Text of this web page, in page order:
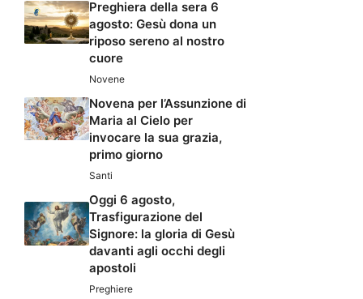
Preghiera della sera 6
agosto: Gesù dona un
riposo sereno al nostro
cuore
Novene
Novena per l’Assunzione di
Maria al Cielo per
invocare la sua grazia,
primo giorno
Santi
Oggi 6 agosto,
Trasfigurazione del
Signore: la gloria di Gesù
davanti agli occhi degli
apostoli
Preghiere